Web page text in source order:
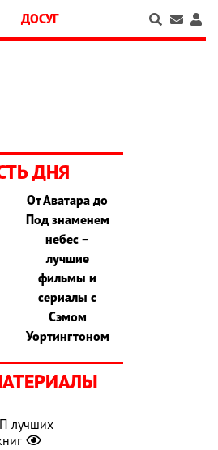
ДОСУГ
ДНЯ
От Аватара до
Под знаменем
небес –
лучшие
фильмы и
сериалы с
Сэмом
Уортингтоном
лучших